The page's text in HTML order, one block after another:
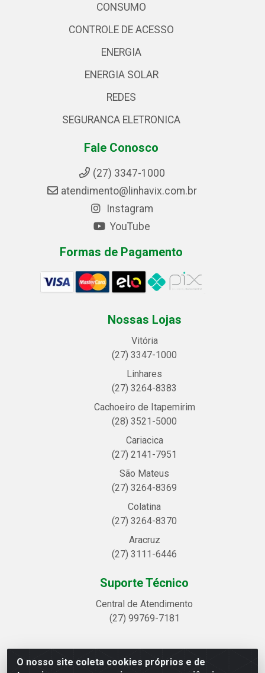
O nosso site coleta cookies próprios e de
CONSUMO
CONTROLE DE ACESSO
ENERGIA
ENERGIA SOLAR
REDES
SEGURANCA ELETRONICA
Fale Conosco
(27) 3347-1000
atendimento@linhavix.com.br
Instagram
YouTube
Formas de Pagamento
Nossas Lojas
Vitória
(27) 3347-1000
Linhares
(27) 3264-8383
Cachoeiro de Itapemirim
(28) 3521-5000
Cariacica
(27) 2141-7951
São Mateus
(27) 3264-8369
Colatina
(27) 3264-8370
Aracruz
(27) 3111-6446
Suporte Técnico
Central de Atendimento
(27) 99769-7181
Linhavix Distribuidora LTDA - Avenida Alegre, 2521 -